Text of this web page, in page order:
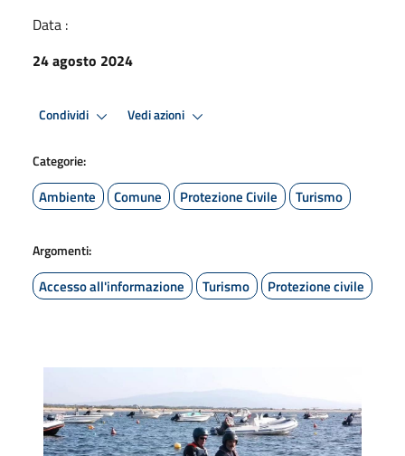
Data :
24 agosto 2024
Condividi Vedi azioni
Categorie:
Ambiente Comune Protezione Civile Turismo
Argomenti:
Accesso all'informazione Turismo Protezione civile